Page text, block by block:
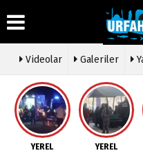
Üye Paneli
Haber
Arşivi
Hava
Durumu
Gazete
Videolar Galeriler
YEREL YEREL